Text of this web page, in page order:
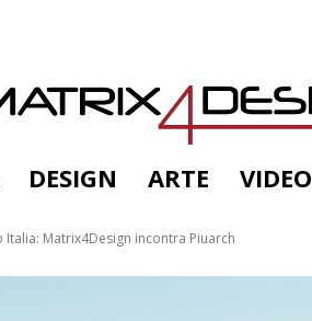
DESIGN ARTE VIDEO
Matrix4Design incontra Piuarch